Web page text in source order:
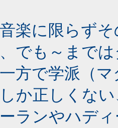
楽に限らず
でも～まで
方で学派（
か正しくな
ランやハデ